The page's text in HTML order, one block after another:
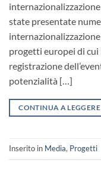
state presentate
progetti europei di cui
registrazione
potenzialità […]
CONTINUA A LEGGERE
Inserito in Media, Progetti